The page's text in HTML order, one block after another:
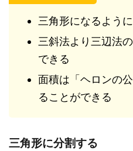
三角形になるよう
三斜法より三辺法
できる
面積は「ヘロンの
ることができる
三角形に分割する